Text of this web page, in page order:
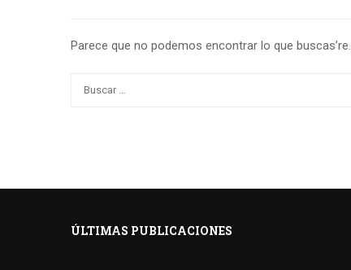
Parece que no podemos encontrar lo que
ÚLTIMAS PUBLICACIONES